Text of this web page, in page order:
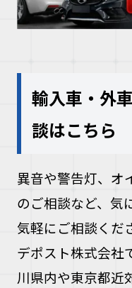
輸入車・外
談はこちら
異音や警告灯、オ
のご相談など、気
気軽にご相談くだ
デポスト株式会社
川県内や東京都近